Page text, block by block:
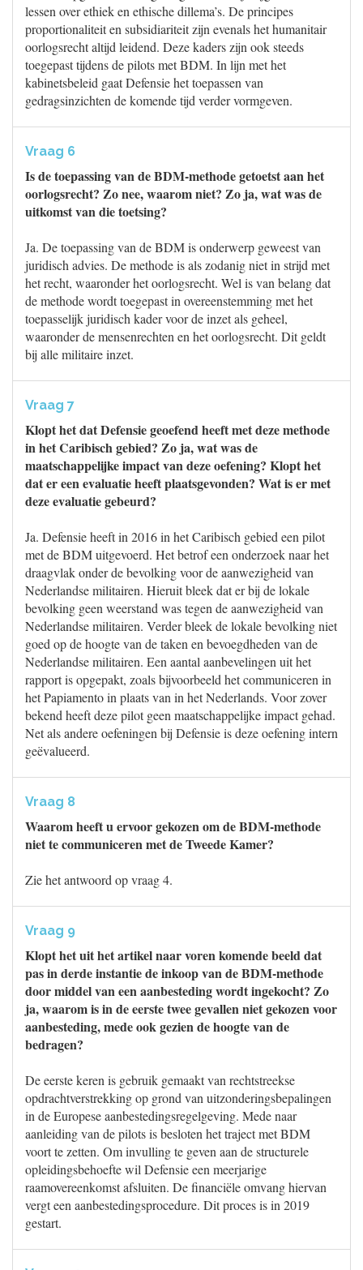
lessen over ethiek en ethische dillema’s. De principes
proportionaliteit en subsidiariteit zijn evenals het humanitair
oorlogsrecht altijd leidend. Deze kaders zijn ook steeds
toegepast tijdens de pilots met BDM. In lijn met het
kabinetsbeleid gaat Defensie het toepassen van
gedragsinzichten de komende tijd verder vormgeven.
Vraag 6
Is de toepassing van de BDM-methode getoetst aan het
oorlogsrecht? Zo nee, waarom niet? Zo ja, wat was de
uitkomst van die toetsing?
Ja. De toepassing van de BDM is onderwerp geweest van
juridisch advies. De methode is als zodanig niet in strijd met
het recht, waaronder het oorlogsrecht. Wel is van belang dat
de methode wordt toegepast in overeenstemming met het
toepasselijk juridisch kader voor de inzet als geheel,
waaronder de mensenrechten en het oorlogsrecht. Dit geldt
bij alle militaire inzet.
Vraag 7
Klopt het dat Defensie geoefend heeft met deze methode
in het Caribisch gebied? Zo ja, wat was de
maatschappelijke impact van deze oefening? Klopt het
dat er een evaluatie heeft plaatsgevonden? Wat is er met
deze evaluatie gebeurd?
Ja. Defensie heeft in 2016 in het Caribisch gebied een pilot
met de BDM uitgevoerd. Het betrof een onderzoek naar het
draagvlak onder de bevolking voor de aanwezigheid van
Nederlandse militairen. Hieruit bleek dat er bij de lokale
bevolking geen weerstand was tegen de aanwezigheid van
Nederlandse militairen. Verder bleek de lokale bevolking niet
goed op de hoogte van de taken en bevoegdheden van de
Nederlandse militairen. Een aantal aanbevelingen uit het
rapport is opgepakt, zoals bijvoorbeeld het communiceren in
het Papiamento in plaats van in het Nederlands. Voor zover
bekend heeft deze pilot geen maatschappelijke impact gehad.
Net als andere oefeningen bij Defensie is deze oefening intern
geëvalueerd.
Vraag 8
Waarom heeft u ervoor gekozen om de BDM-methode
niet te communiceren met de Tweede Kamer?
Zie het antwoord op vraag 4.
Vraag 9
Klopt het uit het artikel naar voren komende beeld dat
pas in derde instantie de inkoop van de BDM-methode
door middel van een aanbesteding wordt ingekocht? Zo
ja, waarom is in de eerste twee gevallen niet gekozen voor
aanbesteding, mede ook gezien de hoogte van de
bedragen?
De eerste keren is gebruik gemaakt van rechtstreekse
opdrachtverstrekking op grond van uitzonderingsbepalingen
in de Europese aanbestedingsregelgeving. Mede naar
aanleiding van de pilots is besloten het traject met BDM
voort te zetten. Om invulling te geven aan de structurele
opleidingsbehoefte wil Defensie een meerjarige
raamovereenkomst afsluiten. De financiële omvang hiervan
vergt een aanbestedingsprocedure. Dit proces is in 2019
gestart.